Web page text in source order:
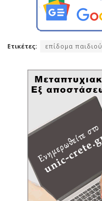
Ετικέτες: επίδομα παιδιού